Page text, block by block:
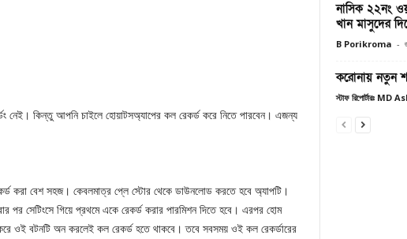
নেই। কিন্তু আপনি চাইলে হোয়াটসঅ্যাপের কল রেকর্ড করে নিতে পারবেন। এজন্য
করা বেশ সহজ। কেবলমাত্র প্লে স্টোর থেকে ডাউনলোড করতে হবে অ্যাপটি।
পর সেটিংসে গিয়ে প্রথমে একে রেকর্ড করার পারমিশন দিতে হবে। এরপর হোম
ওই বটনটি অন করলেই কল রেকর্ড হতে থাকবে। তবে সবসময় ওই কল রেকর্ডারের
নাসিক ২২নং
খান মাসুদের
B Porikroma -
করোনায় নতুন
স্টাফ রিপোর্টারঃ MD